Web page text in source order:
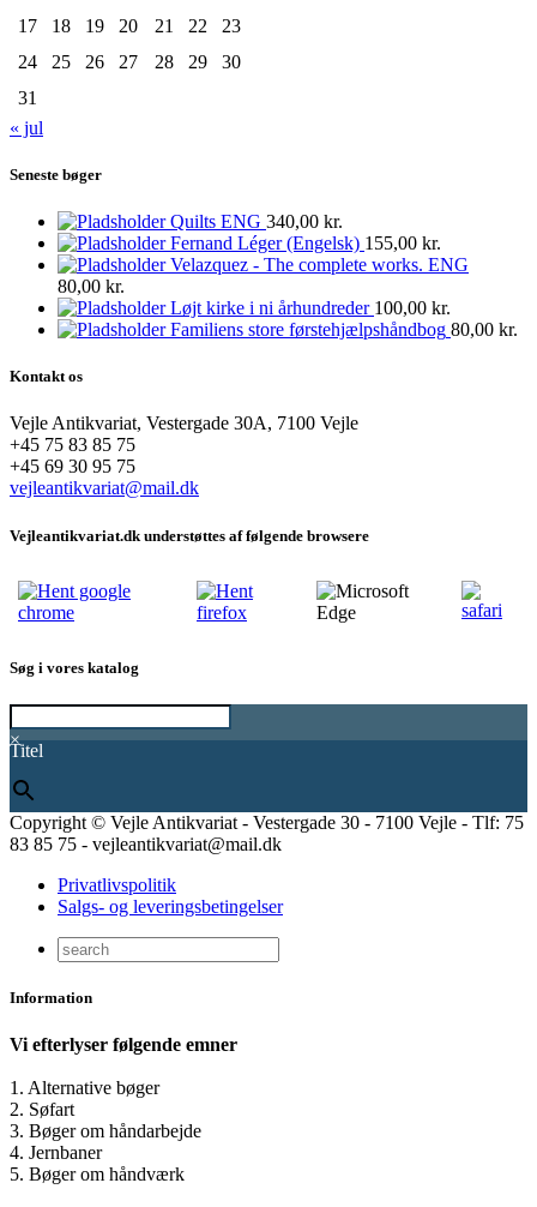
17
18 19 20 21 22
23
24
25 26 27 28 29
30
31
« jul
Seneste bøger
Quilts ENG 340,00 kr.
Fernand Léger (Engelsk) 155,00 kr.
Velazquez - The complete works. ENG
80,00 kr.
Løjt kirke i ni århundreder 100,00 kr.
Familiens store førstehjælpshåndbog 80,00 kr.
Kontakt os
Vejle Antikvariat, Vestergade 30A, 7100 Vejle
+45 75 83 85 75
+45 69 30 95 75
vejleantikvariat@mail.dk
Vejleantikvariat.dk understøttes af følgende browsere
Søg i vores katalog
×
Titel
Copyright © Vejle Antikvariat - Vestergade 30 - 7100 Vejle - Tlf: 75
83 85 75 - vejleantikvariat@mail.dk
Privatlivspolitik
Salgs- og leveringsbetingelser
Information
Vi efterlyser følgende emner
1. Alternative bøger
2. Søfart
3. Bøger om håndarbejde
4. Jernbaner
5. Bøger om håndværk